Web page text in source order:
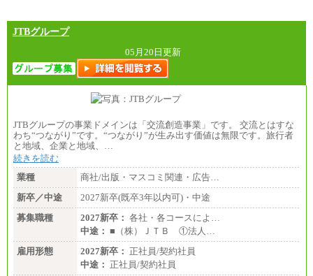
JTBグループ
05月20日更新
JTBグループの事業ドメインは「交流創造事業」です。 交流とはすな
わち“つながり”です。“つながり”が生み出す価値は無限です。旅行者
と地域、企業と地域、…
続きを読む
業種
商社/出版・マスコミ関連・広告…
新卒／中途
2027新卒(既卒3年以内可)・中途
募集職種
2027新卒： 各社・各コースによ…
中途： ■（株）ＪＴＢ ①法人…
雇用形態
2027新卒： 正社員/契約社員
中途： 正社員/契約社員